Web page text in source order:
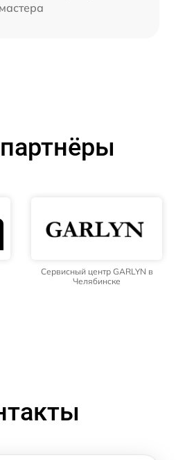
мастера
Сервисный центр GARLYN в
Челябинске